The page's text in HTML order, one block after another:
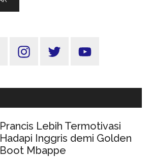
Prancis Lebih Termotivasi
Hadapi Inggris demi Golden
Boot Mbappe